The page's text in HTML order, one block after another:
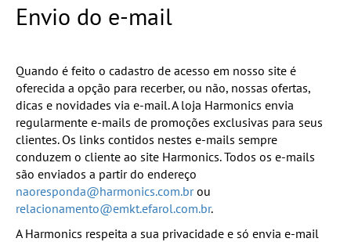
Envio do e-mail
Quando é feito o cadastro de acesso em nosso site é
oferecida a opção para recerber, ou não, nossas ofertas,
dicas e novidades via e-mail. A loja Harmonics envia
regularmente e-mails de promoções exclusivas para seus
clientes. Os links contidos nestes e-mails sempre
conduzem o cliente ao site Harmonics. Todos os e-mails
são enviados a partir do endereço
naoresponda@harmonics.com.br ou
relacionamento@emkt.efarol.com.br.
A Harmonics respeita a sua privacidade e só envia e-mail